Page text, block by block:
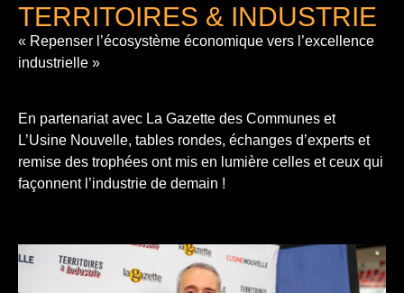
TERRITOIRES & INDUSTRIE
« Repenser l’écosystème économique vers l’excellence
industrielle »
En partenariat avec La Gazette des Communes et
L’Usine Nouvelle, tables rondes, échanges d’experts et
remise des trophées ont mis en lumière celles et ceux qui
façonnent l’industrie de demain !